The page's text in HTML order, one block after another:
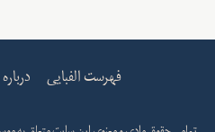
فهرست الفبایی